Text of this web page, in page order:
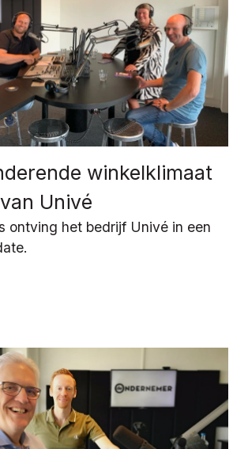
winkelklimaat
Univé
ontving het bedrijf Univé in een